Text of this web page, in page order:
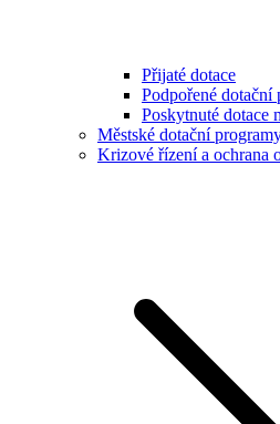
Přijaté dotace
Podpořené dotační
Poskytnuté dotace
Městské dotační
Krizové řízení a ochrana